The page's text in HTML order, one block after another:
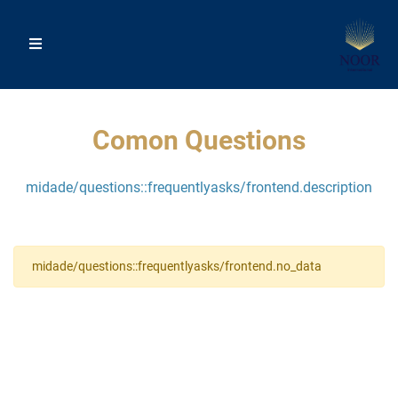
Comon Questions
midade/questions::frequentlyasks/frontend.description
midade/questions::frequentlyasks/frontend.no_data